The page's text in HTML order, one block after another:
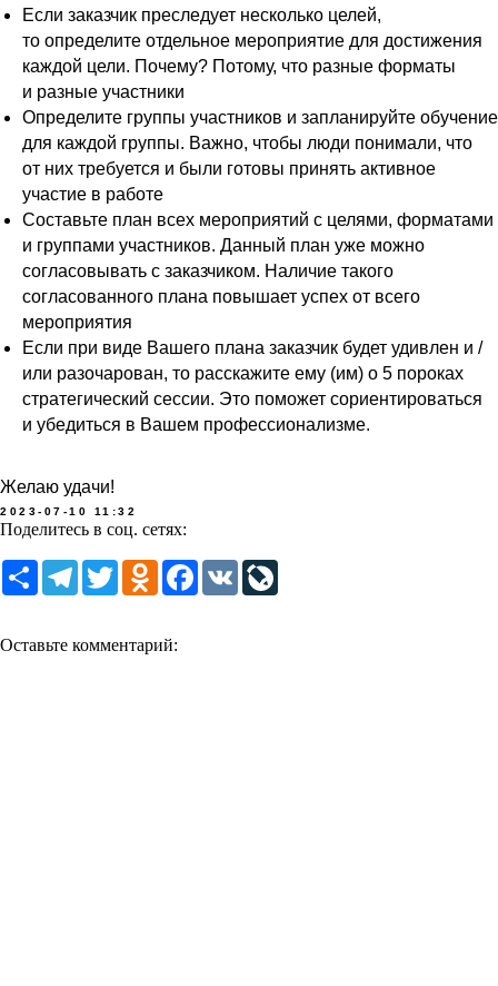
Если заказчик преследует несколько целей,
то определите отдельное мероприятие для достижения
каждой цели. Почему? Потому, что разные форматы
и разные участники
Определите группы участников и запланируйте обучение
для каждой группы. Важно, чтобы люди понимали, что
от них требуется и были готовы принять активное
участие в работе
Составьте план всех мероприятий с целями, форматами
и группами участников. Данный план уже можно
согласовывать с заказчиком. Наличие такого
согласованного плана повышает успех от всего
мероприятия
Если при виде Вашего плана заказчик будет удивлен и /
или разочарован, то расскажите ему (им) о 5 пороках
стратегический сессии. Это поможет сориентироваться
и убедиться в Вашем профессионализме.
Желаю удачи!
2023-07-10 11:32
Поделитесь в соц. сетях:
Share TelegramTwitterOdnoklassniki
Facebook
VK
Оставьте комментарий: